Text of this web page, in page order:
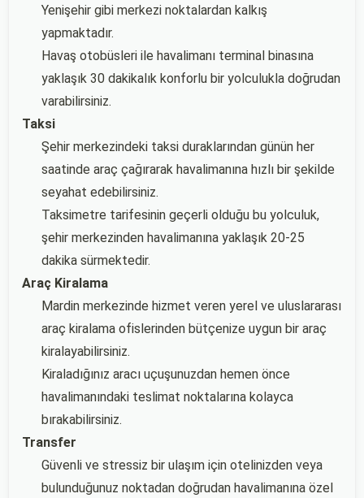
Yenişehir gibi merkezi noktalardan kalkış
yapmaktadır.
Havaş otobüsleri ile havalimanı terminal binasına
yaklaşık 30 dakikalık konforlu bir yolculukla doğrudan
varabilirsiniz.
Taksi
Şehir merkezindeki taksi duraklarından günün her
saatinde araç çağırarak havalimanına hızlı bir şekilde
seyahat edebilirsiniz.
Taksimetre tarifesinin geçerli olduğu bu yolculuk,
şehir merkezinden havalimanına yaklaşık 20-25
dakika sürmektedir.
Araç Kiralama
Mardin merkezinde hizmet veren yerel ve uluslararası
araç kiralama ofislerinden bütçenize uygun bir araç
kiralayabilirsiniz.
Kiraladığınız aracı uçuşunuzdan hemen önce
havalimanındaki teslimat noktalarına kolayca
bırakabilirsiniz.
Transfer
Güvenli ve stressiz bir ulaşım için otelinizden veya
bulunduğunuz noktadan doğrudan havalimanına özel